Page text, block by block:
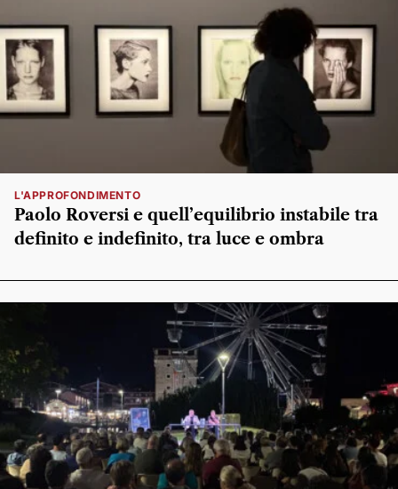
L'APPROFONDIMENTO
Paolo Roversi e quell’equilibrio instabile tra
definito e indefinito, tra luce e ombra